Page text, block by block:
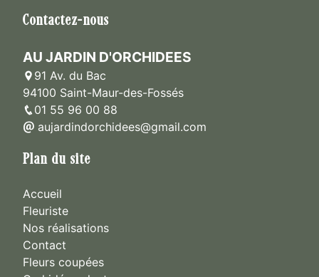
Contactez-nous
AU JARDIN D'ORCHIDEES
91 Av. du Bac
94100 Saint-Maur-des-Fossés
01 55 96 00 88
aujardindorchidees@gmail.com
Plan du site
Accueil
Fleuriste
Nos réalisations
Contact
Fleurs coupées